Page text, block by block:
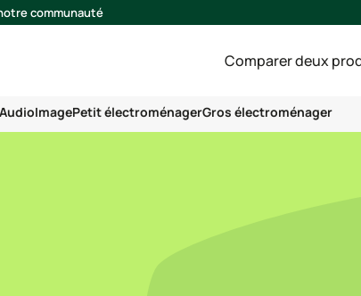
communauté
Comparer deux
AudioImagePetit électroménagerGros électroménager